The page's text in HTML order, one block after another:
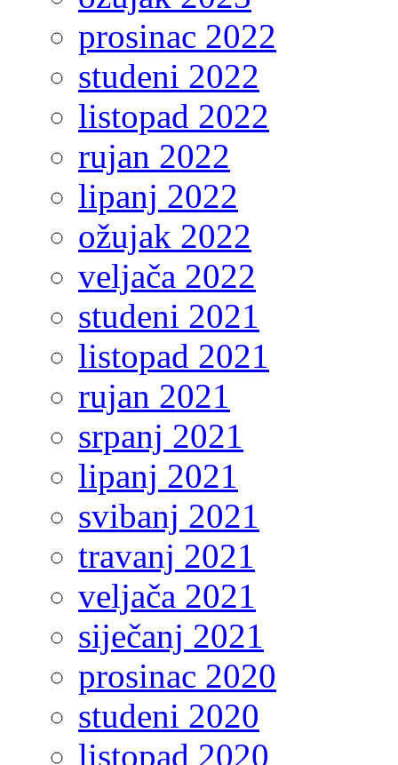
prosinac 2022
studeni 2022
listopad 2022
rujan 2022
lipanj 2022
ožujak 2022
veljača 2022
studeni 2021
listopad 2021
rujan 2021
srpanj 2021
lipanj 2021
svibanj 2021
travanj 2021
veljača 2021
siječanj 2021
prosinac 2020
studeni 2020
listopad 2020